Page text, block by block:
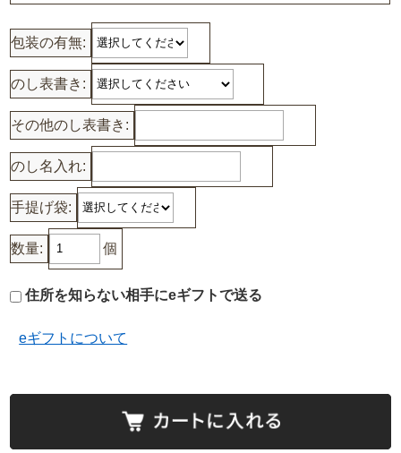
包装の有無:
のし表書き:
その他のし表書き:
のし名入れ:
手提げ袋:
数量: 個
住所を知らない相手にeギフトで送る
eギフトについて